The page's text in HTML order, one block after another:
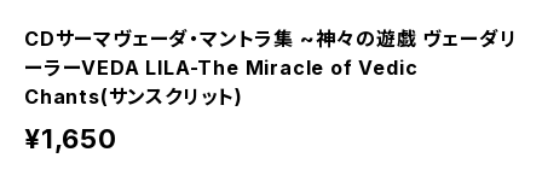
CDサーマヴェーダ・マントラ集 ~神々の遊戯 ヴェーダリ
ーラーVEDA LILA-The Miracle of Vedic
Chants(サンスクリット)
¥1,650